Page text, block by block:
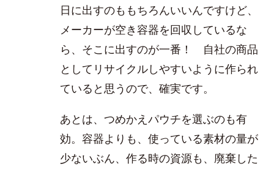
日に出すのももちろんいいんですけど、
メーカーが空き容器を回収しているな
ら、そこに出すのが一番！ 自社の商品
としてリサイクルしやすいように作られ
ていると思うので、確実です。
あとは、つめかえパウチを選ぶのも有
効。容器よりも、使っている素材の量が
少ないぶん、作る時の資源も、廃棄した